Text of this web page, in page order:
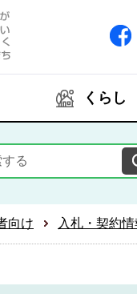
くらし
向け 入札・契約